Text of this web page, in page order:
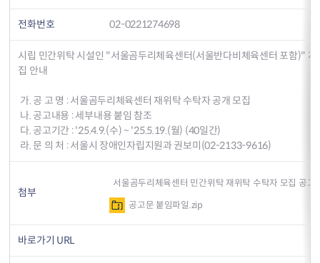
전화번호 02-0221274698
시립 민간위탁 시설인 "서울곰두리체육센터(서울반다비체육센터 포함)"
집 안내
가. 공 고 명 : 서울곰두리체육센터 재위탁 수탁자 공개 모집
나. 공고내용 : 세부내용 붙임 참조
다. 공고기간 : '25.4.9.(수) ~ '25.5.19.(월) (40일간)
라. 문 의 처 : 서울시 장애인자립지원과 권보미(02-2133-9616)
첨부
서울곰두리체육센터 민간위탁 재위탁 수탁자 모집 공
공고문 붙임파일.zip
바로가기 URL